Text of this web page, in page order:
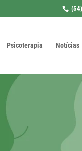
Psicoterapia Notícias